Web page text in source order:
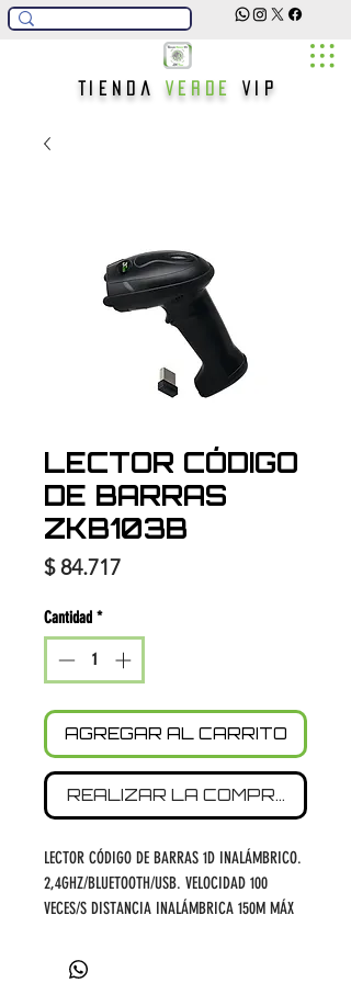
TiendaVerde Vip
LECTOR CÓDIGO
DE BARRAS
ZKB103B
$ 84.717Precio
Cantidad *
AGREGAR AL CARRITO
REALIZAR LA COMPRA
LECTOR CÓDIGO DE BARRAS 1D INALÁMBRICO.
2,4GHZ/BLUETOOTH/USB. VELOCIDAD 100
VECES/S DISTANCIA INALÁMBRICA 150M MÁX